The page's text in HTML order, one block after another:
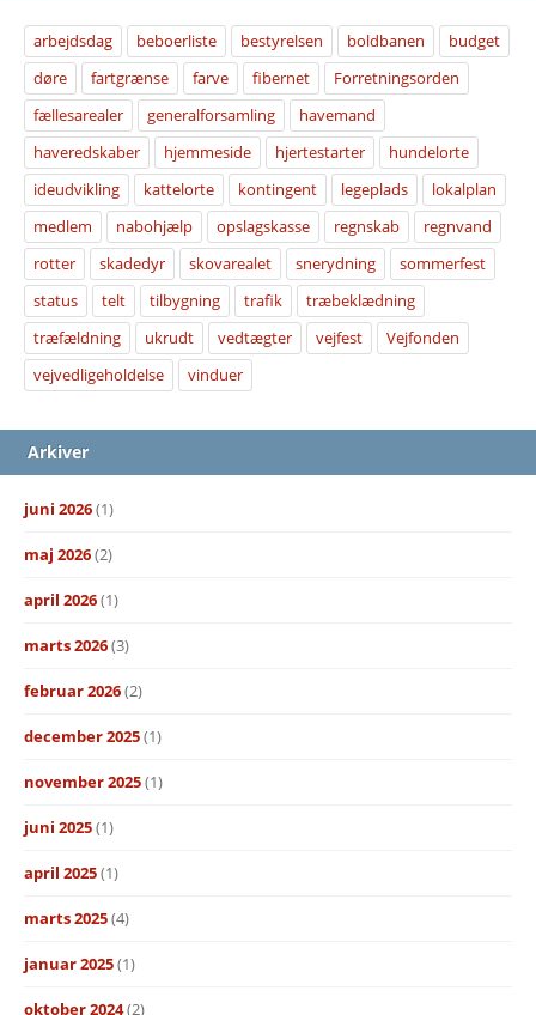
arbejdsdag beboerliste bestyrelsen boldbanen
budget
døre
fartgrænse farve fibernet
Forretningsorden
fællesarealer
generalforsamling
havemand
haveredskaber
hjemmeside hjertestarter
hundelorte
ideudvikling
kattelorte kontingent legeplads
lokalplan
medlem
nabohjælp opslagskasse regnskab
regnvand
rotter
skadedyr skovarealet snerydning
sommerfest
status
telt tilbygning trafik
træbeklædning
træfældning
ukrudt vedtægter vejfest
Vejfonden
vejvedligeholdelse
vinduer
Arkiver
juni 2026(1)
maj 2026(2)
april 2026(1)
marts 2026(3)
februar 2026(2)
december 2025(1)
november 2025(1)
juni 2025(1)
april 2025(1)
marts 2025(4)
januar 2025(1)
oktober 2024(2)